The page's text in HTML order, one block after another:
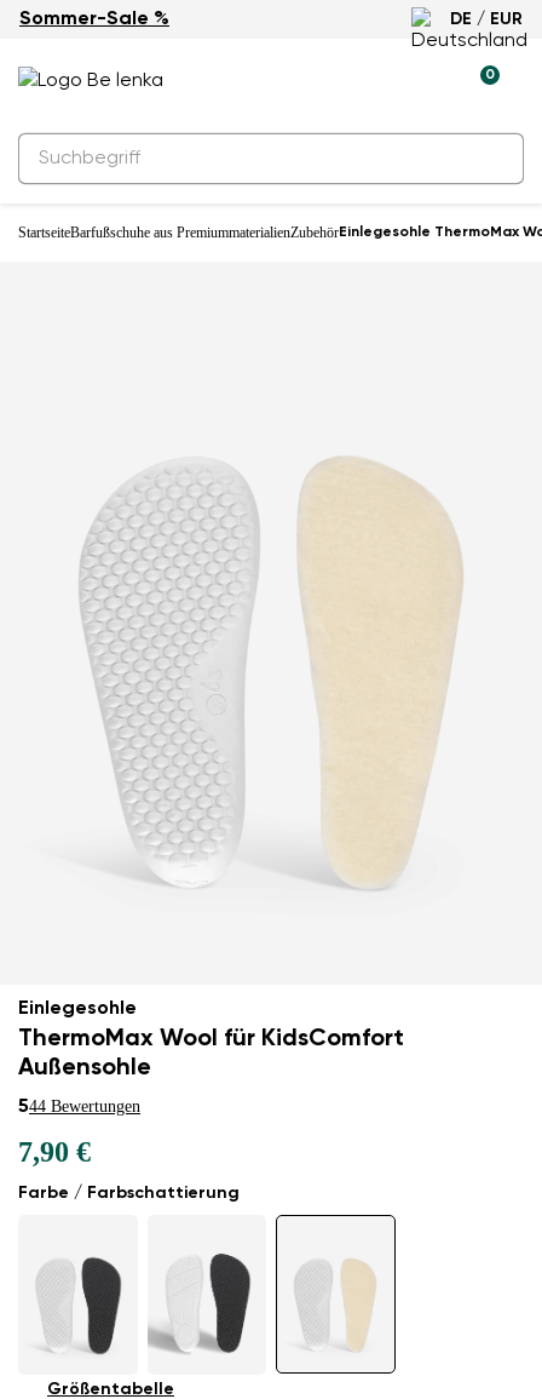
Sommer-Sale % DE / EUR
0
StartseiteBarfußschuhe aus PremiummaterialienZubehörEinlegesohle ThermoMax
Einlegesohle
ThermoMax Wool für KidsComfort
Außensohle
544 Bewertungen
Farbe / Farbschattierung
7,90 €
Größentabelle